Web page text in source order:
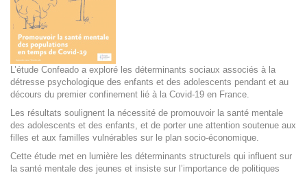
L’étude Confeado a exploré les déterminants sociaux associés à la
détresse psychologique des enfants et des adolescents pendant et au
décours du premier confinement lié à la Covid‑19 en France.
Les résultats soulignent la nécessité de promouvoir la santé mentale
des adolescents et des enfants, et de porter une attention soutenue aux
filles et aux familles vulnérables sur le plan socio‑économique.
Cette étude met en lumière les déterminants structurels qui influent sur
la santé mentale des jeunes et insiste sur l’importance de politiques